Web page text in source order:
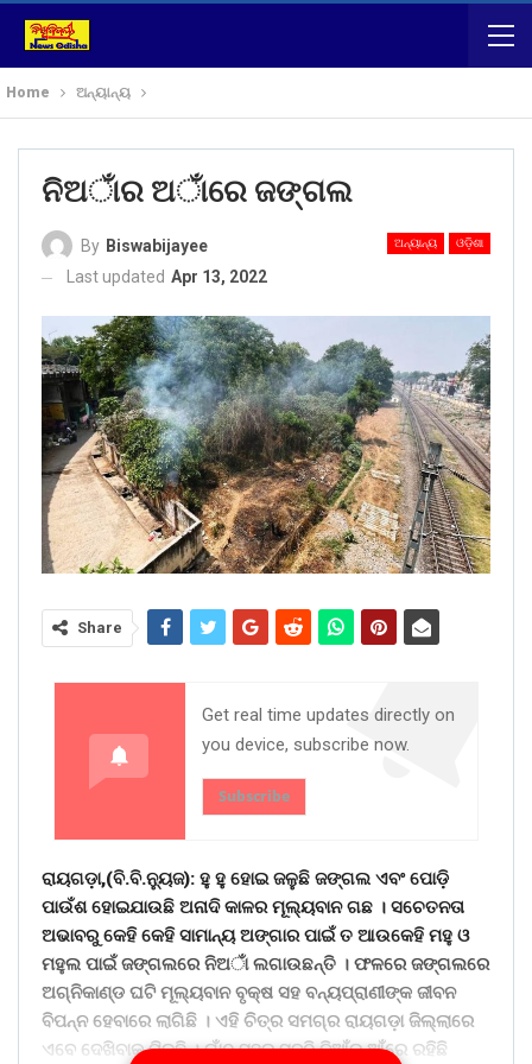
Home ଅନ୍ୟାନ୍ୟ
ନିଅାଁର ଅାଁରେ ଜଙ୍ଗଲ
ଅନ୍ୟାନ୍ୟ ଓଡ଼ିଶା
By Biswabijayee
Last updated Apr 13, 2022
Share
Get real time updates directly on
you device, subscribe now.
Subscribe
ରାୟଗଡ଼ା,(ବି.ବି.ନୁ୍ୟଜ): ହୁ ହୁ ହୋଇ ଜଳୁଛି ଜଙ୍ଗଲ ଏବଂ ପୋଡ଼ି
ପାଉଁଶ ହୋଇଯାଉଛି ଅନାଦି କାଳର ମୂଲ୍ୟବାନ ଗଛ । ସଚେତନତା
ଅଭାବରୁ କେହି କେହି ସାମାନ୍ୟ ଅଙ୍ଗାର ପାଇଁ ତ ଆଉକେହି ମହୁ ଓ
ମହୁଲ ପାଇଁ ଜଙ୍ଗଲରେ ନିଅାଁ ଲଗାଉଛନ୍ତି । ଫଳରେ ଜଙ୍ଗଲରେ
ଅଗ୍ନିକାଣ୍ଡ ଘଟି ମୂଲ୍ୟବାନ ବୃକ୍ଷ ସହ ବନ୍ୟପ୍ରାଣୀଙ୍କ ଜୀବନ
ବିପନ୍ନ ହେବାରେ ଲାଗିଛି । ଏହି ଚିତ୍ର ସମଗ୍ର ରାୟଗଡ଼ା ଜିଲ୍ଲାରେ
ଏବେ ଦେଖିବାକୁ ମିଳୁଛି । ଗାଁଠୁ ସହର ସବୁଠି ନିଆଁର ଆଁରେ ରହିଛି